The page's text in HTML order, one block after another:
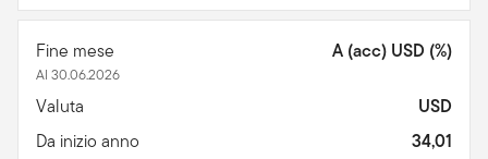
Fine mese
Al 30.06.2026
A (acc) USD (%)
Valuta
USD
Da inizio anno
34,01